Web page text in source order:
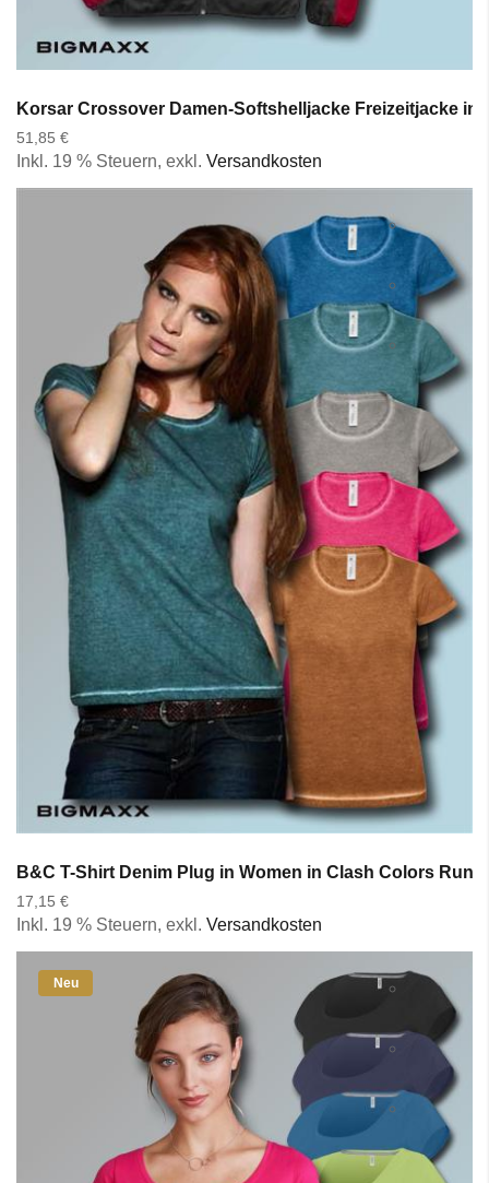
Korsar Crossover Damen-Softshelljacke Freizeitjacke in
51,85 €
Inkl. 19 % Steuern, exkl. Versandkosten
B&C T-Shirt Denim Plug in Women in Clash Colors
17,15 €
Inkl. 19 % Steuern, exkl. Versandkosten
Neu